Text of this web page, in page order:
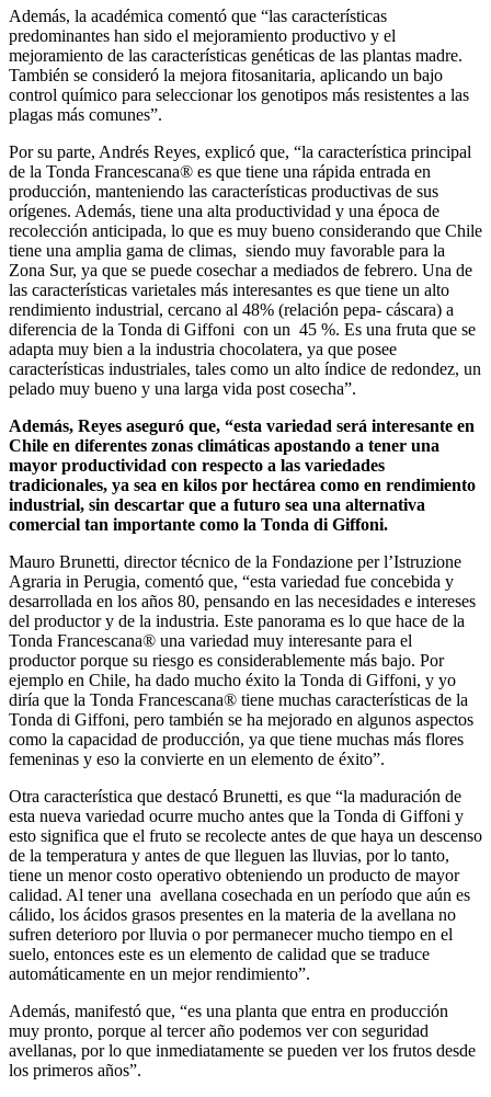
Además, la académica comentó que “las características
predominantes han sido el mejoramiento productivo y el
mejoramiento de las características genéticas de las plantas madre.
También se consideró la mejora fitosanitaria, aplicando un bajo
control químico para seleccionar los genotipos más resistentes a las
plagas más comunes”.
Por su parte, Andrés Reyes, explicó que, “la característica principal
de la Tonda Francescana® es que tiene una rápida entrada en
producción, manteniendo las características productivas de sus
orígenes. Además, tiene una alta productividad y una época de
recolección anticipada, lo que es muy bueno considerando que Chile
tiene una amplia gama de climas, siendo muy favorable para la
Zona Sur, ya que se puede cosechar a mediados de febrero. Una de
las características varietales más interesantes es que tiene un alto
rendimiento industrial, cercano al 48% (relación pepa- cáscara) a
diferencia de la Tonda di Giffoni con un 45 %. Es una fruta que se
adapta muy bien a la industria chocolatera, ya que posee
características industriales, tales como un alto índice de redondez, un
pelado muy bueno y una larga vida post cosecha”.
Además, Reyes aseguró que, “esta variedad será interesante en
Chile en diferentes zonas climáticas apostando a tener una
mayor productividad con respecto a las variedades
tradicionales, ya sea en kilos por hectárea como en rendimiento
industrial, sin descartar que a futuro sea una alternativa
comercial tan importante como la Tonda di Giffoni.
Mauro Brunetti, director técnico de la Fondazione per l’Istruzione
Agraria in Perugia, comentó que, “esta variedad fue concebida y
desarrollada en los años 80, pensando en las necesidades e intereses
del productor y de la industria. Este panorama es lo que hace de la
Tonda Francescana® una variedad muy interesante para el
productor porque su riesgo es considerablemente más bajo. Por
ejemplo en Chile, ha dado mucho éxito la Tonda di Giffoni, y yo
diría que la Tonda Francescana® tiene muchas características de la
Tonda di Giffoni, pero también se ha mejorado en algunos aspectos
como la capacidad de producción, ya que tiene muchas más flores
femeninas y eso la convierte en un elemento de éxito”.
Otra característica que destacó Brunetti, es que “la maduración de
esta nueva variedad ocurre mucho antes que la Tonda di Giffoni y
esto significa que el fruto se recolecte antes de que haya un descenso
de la temperatura y antes de que lleguen las lluvias, por lo tanto,
tiene un menor costo operativo obteniendo un producto de mayor
calidad. Al tener una avellana cosechada en un período que aún es
cálido, los ácidos grasos presentes en la materia de la avellana no
sufren deterioro por lluvia o por permanecer mucho tiempo en el
suelo, entonces este es un elemento de calidad que se traduce
automáticamente en un mejor rendimiento”.
Además, manifestó que, “es una planta que entra en producción
muy pronto, porque al tercer año podemos ver con seguridad
avellanas, por lo que inmediatamente se pueden ver los frutos desde
los primeros años”.